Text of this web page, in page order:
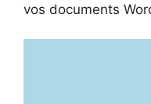
vos documents